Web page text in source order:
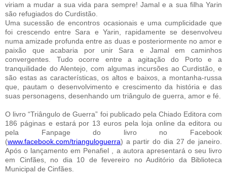
viriam a mudar a sua vida para sempre! Jamal e a sua filha Yarin
são refugiados do Curdistão.
Uma sucessão de encontros ocasionais e uma cumplicidade que
foi crescendo entre Sara e Yarin, rapidamente se desenvolveu
numa amizade profunda entre as duas e posteriormente no amor e
paixão que acabaria por unir Sara e Jamal em caminhos
convergentes. Tudo ocorre entre a agitação do Porto e a
tranquilidade do Alentejo, com algumas incursões ao Curdistão, e
são estas as características, os altos e baixos, a montanha-russa
que, pautam o desenvolvimento e crescimento da história e das
suas personagens, desenhando um triângulo de guerra, amor e fé.
O livro “Triângulo de Guerra” foi publicado pela Chiado Editora com
186 páginas e estará por 13 euros pela loja online da editora ou
pela Fanpage do livro no Facebook
(www.facebook.com/trianguloguerra) a partir do dia 27 de janeiro.
Após o lançamento em Penafiel , a autora apresentará o seu livro
em Cinfães, no dia 10 de fevereiro no Auditório da Biblioteca
Municipal de Cinfães.